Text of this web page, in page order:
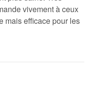
vivement à ceux
mais efficace pour les